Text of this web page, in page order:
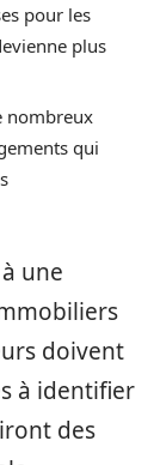
pour les
plus
nombreux
qui
une
doivent
à identifier
des